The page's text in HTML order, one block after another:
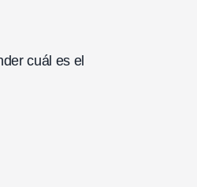
cuál es el